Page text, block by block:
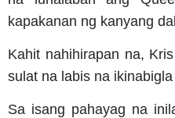
kapakanan ng kanyang
Kahit nahihirapan na,
sulat na labis na
Sa isang pahayag na